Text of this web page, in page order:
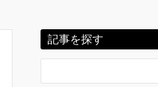
記事を探す